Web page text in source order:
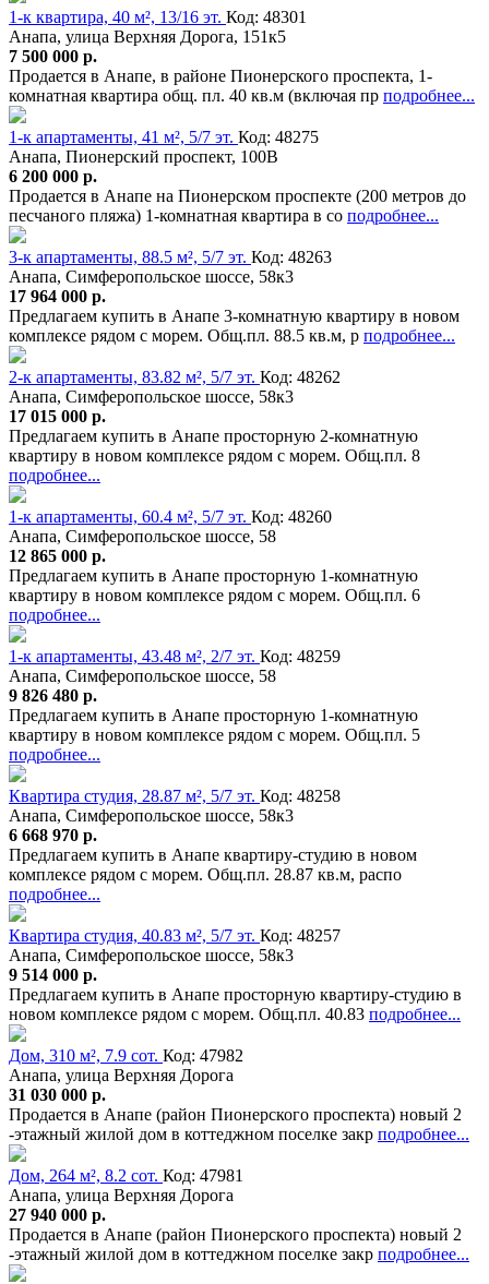
1-к квартира, 40 м², 13/16 эт. Код: 48301
Анапа, улица Верхняя Дорога, 151к5
7 500 000 р.
Продается в Анапе, в районе Пионерского проспекта, 1-
комнатная квартира общ. пл. 40 кв.м (включая пр подробнее...
1-к апартаменты, 41 м², 5/7 эт. Код: 48275
Анапа, Пионерский проспект, 100В
6 200 000 р.
Продается в Анапе на Пионерском проспекте (200 метров до
песчаного пляжа) 1-комнатная квартира в со подробнее...
3-к апартаменты, 88.5 м², 5/7 эт. Код: 48263
Анапа, Симферопольское шоссе, 58к3
17 964 000 р.
Предлагаем купить в Анапе 3-комнатную квартиру в новом
комплексе рядом с морем. Общ.пл. 88.5 кв.м, р подробнее...
2-к апартаменты, 83.82 м², 5/7 эт. Код: 48262
Анапа, Симферопольское шоссе, 58к3
17 015 000 р.
Предлагаем купить в Анапе просторную 2-комнатную
квартиру в новом комплексе рядом с морем. Общ.пл. 8
подробнее...
1-к апартаменты, 60.4 м², 5/7 эт. Код: 48260
Анапа, Симферопольское шоссе, 58
12 865 000 р.
Предлагаем купить в Анапе просторную 1-комнатную
квартиру в новом комплексе рядом с морем. Общ.пл. 6
подробнее...
1-к апартаменты, 43.48 м², 2/7 эт. Код: 48259
Анапа, Симферопольское шоссе, 58
9 826 480 р.
Предлагаем купить в Анапе просторную 1-комнатную
квартиру в новом комплексе рядом с морем. Общ.пл. 5
подробнее...
Квартира студия, 28.87 м², 5/7 эт. Код: 48258
Анапа, Симферопольское шоссе, 58к3
6 668 970 р.
Предлагаем купить в Анапе квартиру-студию в новом
комплексе рядом с морем. Общ.пл. 28.87 кв.м, распо
подробнее...
Квартира студия, 40.83 м², 5/7 эт. Код: 48257
Анапа, Симферопольское шоссе, 58к3
9 514 000 р.
Предлагаем купить в Анапе просторную квартиру-студию в
новом комплексе рядом с морем. Общ.пл. 40.83 подробнее...
Дом, 310 м², 7.9 сот. Код: 47982
Анапа, улица Верхняя Дорога
31 030 000 р.
Продается в Анапе (район Пионерского проспекта) новый 2
-этажный жилой дом в коттеджном поселке закр подробнее...
Дом, 264 м², 8.2 сот. Код: 47981
Анапа, улица Верхняя Дорога
27 940 000 р.
Продается в Анапе (район Пионерского проспекта) новый 2
-этажный жилой дом в коттеджном поселке закр подробнее...